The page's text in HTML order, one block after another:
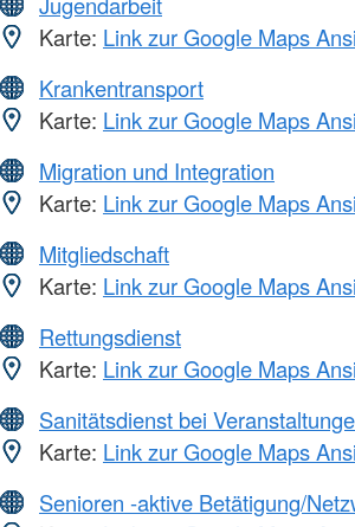
Karte: Link zur Google Maps
Krankentransport
Karte: Link zur Google Maps
Migration und Integration
Karte: Link zur Google Maps
Mitgliedschaft
Karte: Link zur Google Maps
Rettungsdienst
Karte: Link zur Google Maps
Sanitätsdienst bei
Karte: Link zur Google Maps
Senioren -aktive Betätigung/